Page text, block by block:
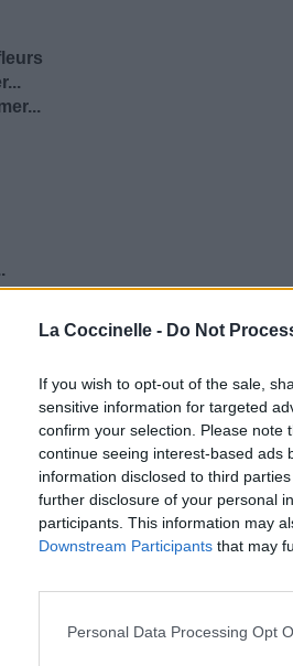
La Coccinelle - Do Not
If you wish to opt-out of the sale,
sensitive information for targeted
confirm your selection. Please note
continue seeing interest-based ads
information disclosed to third
further disclosure of your personal
participants. This information may
Downstream Participants that may
Personal Data Processing Opt